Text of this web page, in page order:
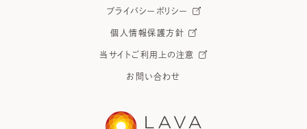
プライバシーポリシー
個人情報保護方針
当サイトご利用上の注意
お問い合わせ